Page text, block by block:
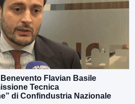
Benevento Flavian Basile
Tecnica
di Confindustria Nazionale